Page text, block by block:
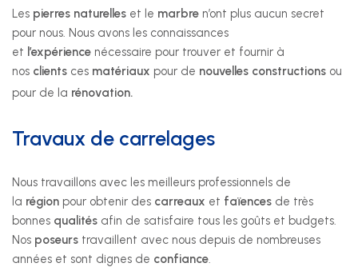
13:30 - 17:00
vendredi
08:00 - 12:00
13:30 - 16:30
Nous suivre
Les pierres naturelles et le marbre n’ont plus aucun secret
pour nous. Nous avons les connaissances
et l’expérience nécessaire pour trouver et fournir à
nos clients ces matériaux pour de nouvelles constructions ou
pour de la rénovation.
Travaux de carrelages
Nous travaillons avec les meilleurs professionnels de
la région pour obtenir des carreaux et faïences de très
bonnes qualités afin de satisfaire tous les goûts et budgets.
Nos poseurs travaillent avec nous depuis de nombreuses
années et sont dignes de confiance.